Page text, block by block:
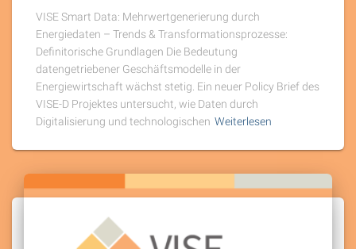
VISE Smart Data: Mehrwertgenerierung durch
Energiedaten – Trends & Transformationsprozesse:
Definitorische Grundlagen Die Bedeutung
datengetriebener Geschäftsmodelle in der
Energiewirtschaft wächst stetig. Ein neuer Policy Brief des
VISE-D Projektes untersucht, wie Daten durch
Digitalisierung und technologischen Weiterlesen